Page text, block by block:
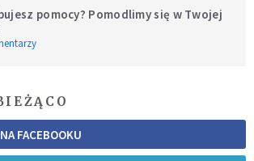
pomocy? Pomodlimy się w Twojej
FACEBOOKU